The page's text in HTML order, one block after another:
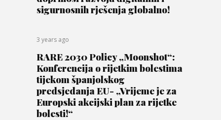
sigurnosnih rješenja globalno!
3 years ago
RARE 2030 Policy „Moonshot“:
Konferencija o rijetkim bolestima
tijekom španjolskog
predsjedanja EU- „Vrijeme je za
Europski akcijski plan za rijetke
bolesti!“